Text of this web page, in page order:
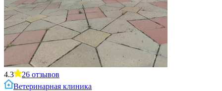
4.3 26 отзывов
Ветеринарная клиника